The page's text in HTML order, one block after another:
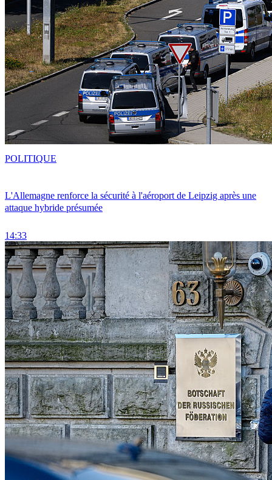
L'Allemagne renforce la sécurité à l'aéroport de Leipzig après une
attaque hybride présumée
14:33
POLITIQUE